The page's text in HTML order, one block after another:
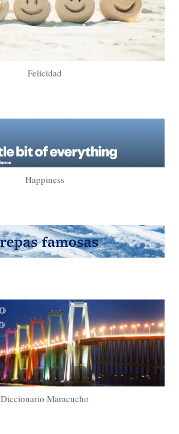
Felicidad
Happiness
Diccionario Maracucho